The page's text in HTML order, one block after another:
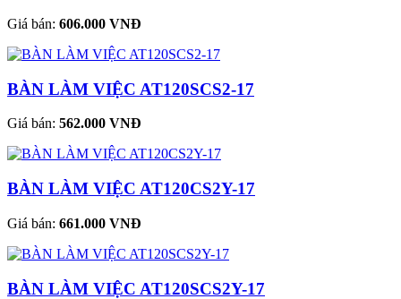
Giá bán: 606.000 VNĐ
BÀN LÀM VIỆC AT120SCS2-17
Giá bán: 562.000 VNĐ
BÀN LÀM VIỆC AT120CS2Y-17
Giá bán: 661.000 VNĐ
BÀN LÀM VIỆC AT120SCS2Y-17